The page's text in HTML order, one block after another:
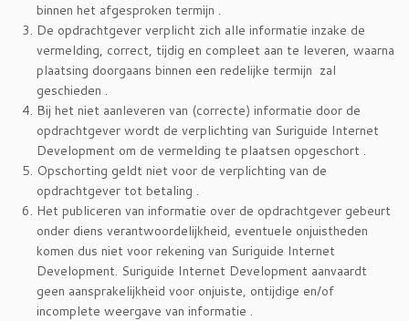
binnen het afgesproken termijn .
De opdrachtgever verplicht zich alle informatie inzake de
vermelding, correct, tijdig en compleet aan te leveren, waarna
plaatsing doorgaans binnen een redelijke termijn zal
geschieden .
Bij het niet aanleveren van (correcte) informatie door de
opdrachtgever wordt de verplichting van Suriguide Internet
Development om de vermelding te plaatsen opgeschort .
Opschorting geldt niet voor de verplichting van de
opdrachtgever tot betaling .
Het publiceren van informatie over de opdrachtgever gebeurt
onder diens verantwoordelijkheid, eventuele onjuistheden
komen dus niet voor rekening van Suriguide Internet
Development. Suriguide Internet Development aanvaardt
geen aansprakelijkheid voor onjuiste, ontijdige en/of
incomplete weergave van informatie .